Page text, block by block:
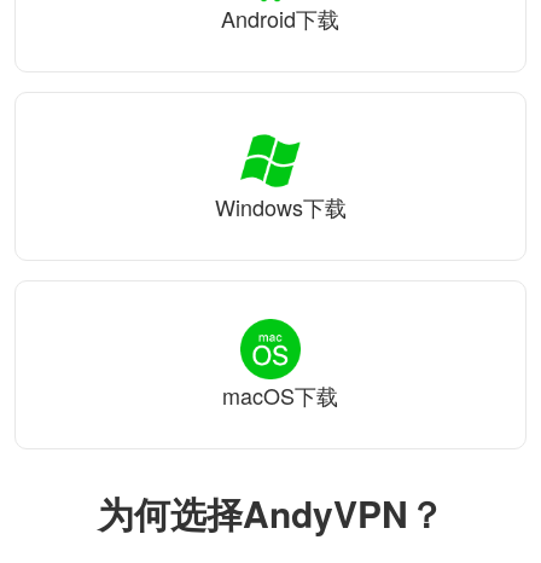
为何选择AndyVPN？
Android下载
Windows下载
macOS下载